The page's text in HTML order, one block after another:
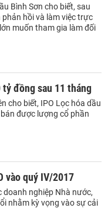
Bình Sơn cho biết, sau
hồi và làm việc trực
muốn tham gia làm đối
đồng sau 11 tháng
cho biết, IPO Lọc hóa dầu
được lượng cổ phần
vào quý IV/2017
nghiệp Nhà nước,
nhằm kỳ vọng vào sự cải